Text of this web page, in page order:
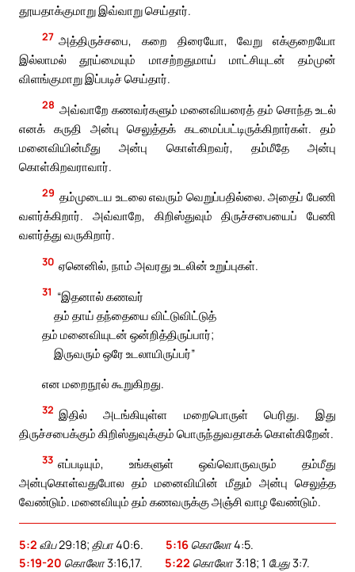
தூயதாக்குமாறு இவ்வாறு செய்தார்.
27 அத்திருச்சபை, கறை திரையோ, வேறு எக்குறையோ
இல்லாமல் தூய்மையும் மாசற்றதுமாய் மாட்சியுடன் தம்முன்
விளங்குமாறு இப்படிச் செய்தார்.
28 அவ்வாறே கணவர்களும் மனைவியரைத் தம் சொந்த உடல்
எனக் கருதி அன்பு செலுத்தக் கடமைப்பட்டிருக்கிறார்கள். தம்
மனைவியின்மீது அன்பு கொள்கிறவர், தம்மீதே அன்பு
கொள்கிறவராவார்.
29 தம்முடைய உடலை எவரும் வெறுப்பதில்லை. அதைப் பேணி
வளர்க்கிறார். அவ்வாறே, கிறிஸ்துவும் திருச்சபையைப் பேணி
வளர்த்து வருகிறார்.
30 ஏனெனில், நாம் அவரது உடலின் உறுப்புகள்.
31 “இதனால் கணவர்
தம் தாய் தந்தையை விட்டுவிட்டுத்
தம் மனைவியுடன் ஒன்றித்திருப்பார்;
இருவரும் ஒரே உடலாயிருப்பர்”
என மறைநூல் கூறுகிறது.
32 இதில் அடங்கியுள்ள மறைபொருள் பெரிது. இது
திருச்சபைக்கும் கிறிஸ்துவுக்கும் பொருந்துவதாகக் கொள்கிறேன்.
33 எப்படியும், உங்களுள் ஒவ்வொருவரும் தம்மீது
அன்புகொள்வதுபோல தம் மனைவியின் மீதும் அன்பு செலுத்த
வேண்டும். மனைவியும் தம் கணவருக்கு அஞ்சி வாழ வேண்டும்.
5:2 விப 29:18; திபா 40:6. 5:16 கொலோ 4:5.
5:19-20 கொலோ 3:16,17. 5:22 கொலோ 3:18; 1 பேது 3:7.